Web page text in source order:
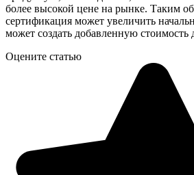
более высокой цене на рынке. Таким
сертификация может увеличить
может создать добавленную стоимость
Оцените статью